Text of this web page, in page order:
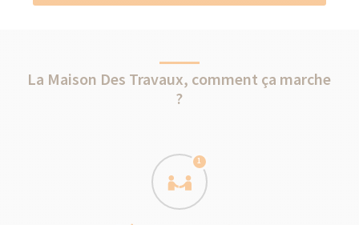
La Maison Des Travaux, comment ça marche
?
1